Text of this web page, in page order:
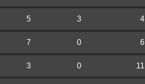
5 3 4
7 0 6
3 0 11